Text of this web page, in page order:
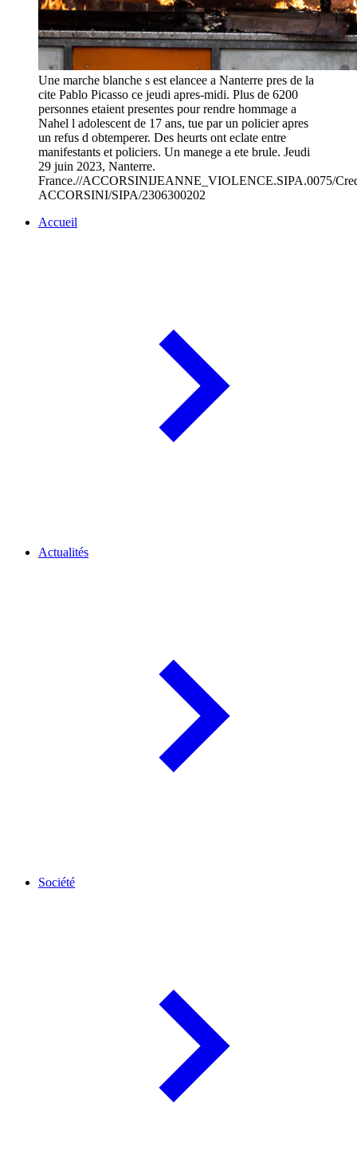
Une marche blanche s est elancee a Nanterre pres de la
cite Pablo Picasso ce jeudi apres-midi. Plus de 6200
personnes etaient presentes pour rendre hommage a
Nahel l adolescent de 17 ans, tue par un policier apres
un refus d obtemperer. Des heurts ont eclate entre
manifestants et policiers. Un manege a ete brule. Jeudi
29 juin 2023, Nanterre.
France.//ACCORSINIJEANNE_VIOLENCE.SIPA.0075/
ACCORSINI/SIPA/2306300202
Accueil
Actualités
Société